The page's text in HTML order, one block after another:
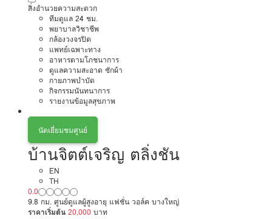
สิ่งอำนวยความสะดวก
ทีมดูแล 24 ชม.
พยาบาลวิชาชีพ
กล้องวงจรปิด
แพทย์เฉพาะทาง
อาหารตามโภชนาการ
ดูแลความสะอาด ซักผ้า
กายภาพบำบัด
กิจกรรมนันทนาการ
รายงานข้อมูลสุขภาพ
นัดเยี่ยมชมศูนย์
บ้านจิตต์เจริญ ตลิ่งชัน
EN
TH
0.0
9.8 กม. ศูนย์ดูแลผู้สูงอายุ แฟชั่น วอล์ค บางใหญ่
ราคาเริ่มต้น 20,000 บาท